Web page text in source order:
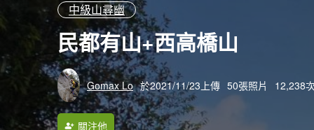
中級山尋幽
民都有山+西高橋山
Gomax Lo 於2021/11/23上傳 50張照片 12,238
關注他